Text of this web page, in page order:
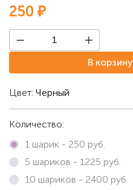
250 ₽
В корзину
Цвет: Черный
Количество:
1 шарик - 250 руб.
5 шариков - 1225 руб.
10 шариков - 2400 руб.